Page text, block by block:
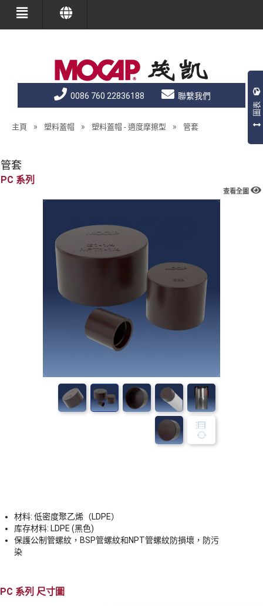
0086 760 22836188 聯繫我們
主頁 » 塑料蓋帽 » 塑料蓋帽 - 適度摩擦型 » 管套
管套
PC
查看全圖
材料: 低密度聚乙烯（LDPE）
库存材料: LDPE (黑色)
保護公制管螺紋，BSP管螺紋和NPT管螺紋防損壞，防污
染
PC 尺寸圖
圖表